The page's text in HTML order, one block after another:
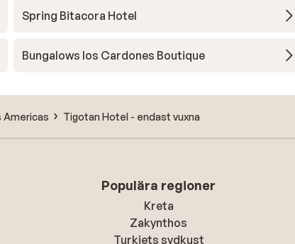
Spring Bitacora Hotel
Bungalows los Cardones Boutique
Americas Tigotan Hotel - endast vuxna
Populära regioner
Kreta
Zakynthos
Turkiets sydkust